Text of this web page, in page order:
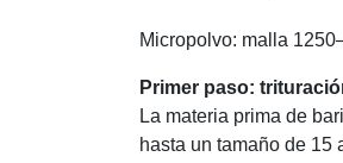
Micropolvo: malla
Primer paso:
La materia prima de
hasta un tamaño de 15